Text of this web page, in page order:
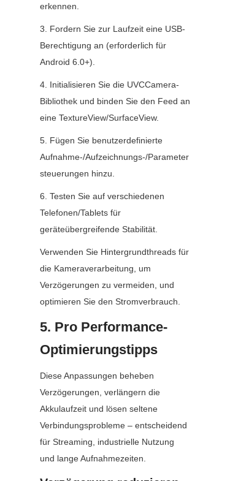
erkennen.
3. Fordern Sie zur Laufzeit eine USB-
Berechtigung an (erforderlich für
Android 6.0+).
4. Initialisieren Sie die UVCCamera-
Bibliothek und binden Sie den Feed an
eine TextureView/SurfaceView.
5. Fügen Sie benutzerdefinierte
Aufnahme-/Aufzeichnungs-/Parameter
steuerungen hinzu.
6. Testen Sie auf verschiedenen
Telefonen/Tablets für
geräteübergreifende Stabilität.
Verwenden Sie Hintergrundthreads für
die Kameraverarbeitung, um
Verzögerungen zu vermeiden, und
optimieren Sie den Stromverbrauch.
5. Pro Performance-
Optimierungstipps
Diese Anpassungen beheben
Verzögerungen, verlängern die
Akkulaufzeit und lösen seltene
Verbindungsprobleme – entscheidend
für Streaming, industrielle Nutzung
und lange Aufnahmezeiten.